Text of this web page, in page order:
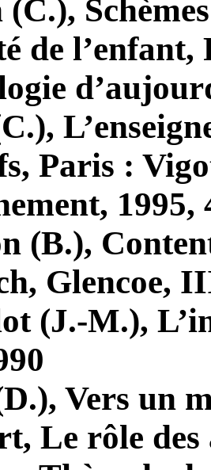
(C.),
de
Paris :
1995,
(B.),
Glencoe,
(J.-M.),
Vers un
Le rôle des